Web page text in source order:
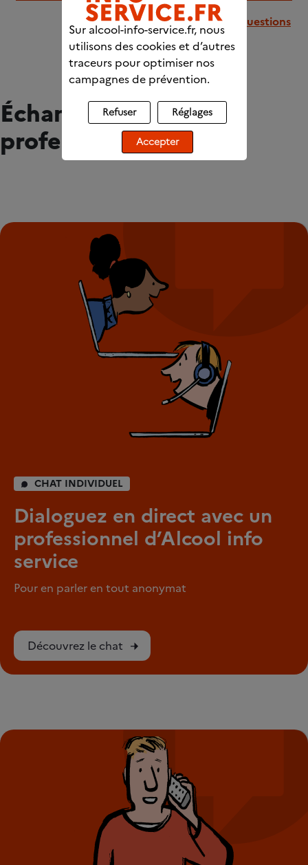
Retour à la liste des questions
Échangez avec des
professionnels
CHAT INDIVIDUEL
Dialoguez en direct avec un
professionnel d’Alcool info
service
Pour en parler en tout anonymat
Découvrez le chat
Sur alcool-info-service.fr, nous
utilisons des cookies et d’autres
traceurs pour optimiser nos
campagnes de prévention.
Refuser Réglages
Accepter